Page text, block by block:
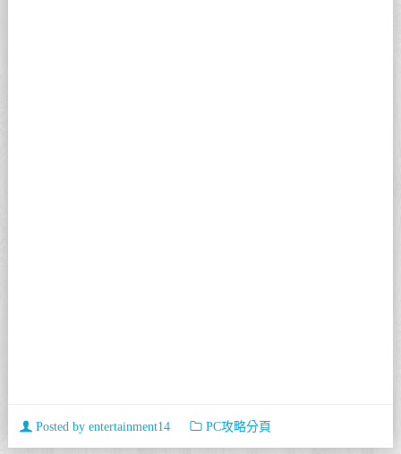
Posted by entertainment14 PC攻略分頁